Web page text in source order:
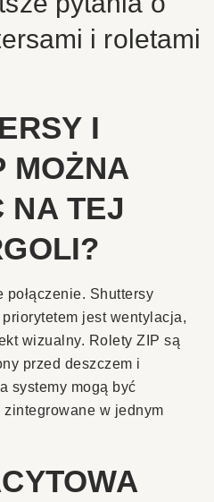
i roletami
I
MOŻNA
NA TEJ
połączenie. Shuttersy
jest wentylacja,
wizualny. Rolety ZIP są
przed deszczem i
systemy mogą być
w jednym